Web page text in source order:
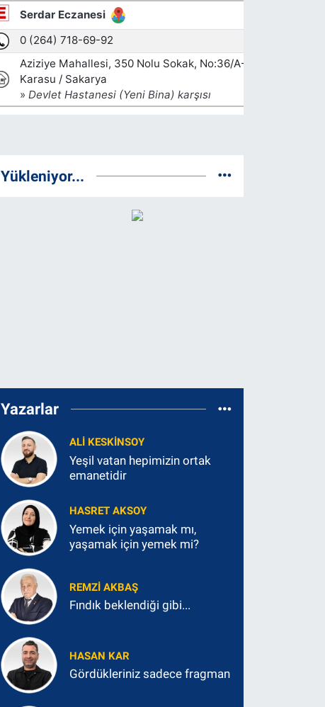
Yükleniyor...
Yazarlar
ALI KESKINSOY
Yeşil vatan hepimizin ortak
emanetidir
HASRET AKSOY
Yemek için yaşamak mı,
yaşamak için yemek mi?
REMZI AKBAŞ
Fındık beklendiği gibi...
HASAN KAR
Gördükleriniz sadece fragman